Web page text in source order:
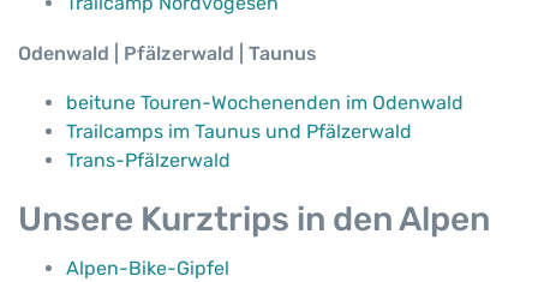
Odenwald | Pfälzerwald | Taunus
beitune Touren-Wochenenden im Odenwald
Trailcamps im Taunus und Pfälzerwald
Trans-Pfälzerwald
Unsere Kurztrips in den Alpen
Alpen-Bike-Gipfel